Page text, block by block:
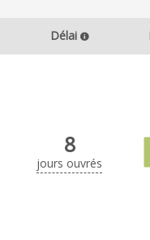
Délai
8
jours ouvrés